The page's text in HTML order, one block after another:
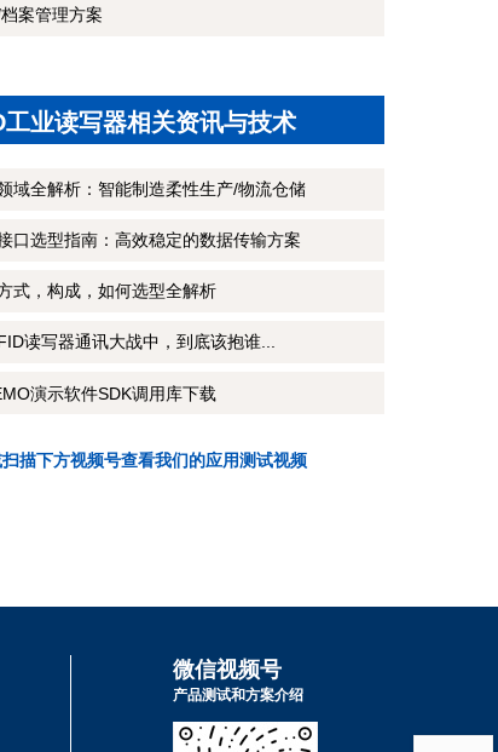
案管理方案
业读写器相关资讯与技术
域全解析：智能制造柔性生产/物流仓储
口选型指南：高效稳定的数据传输方案
式，构成，如何选型全解析
读写器通讯大战中，到底该抱谁...
演示软件SDK调用库下载
描下方视频号查看我们的应用测试视频
微信视频号
产品测试和方案介绍